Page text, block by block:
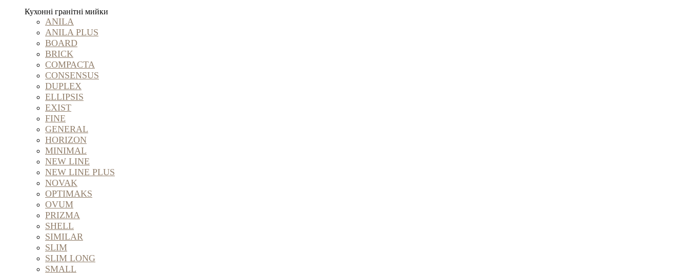
Кухонні гранітні мийки
ANILA
ANILA PLUS
BOARD
BRICK
COMPACTA
CONSENSUS
DUPLEX
ELLIPSIS
EXIST
FINE
GENERAL
HORIZON
MINIMAL
NEW LINE
NEW LINE PLUS
NOVAK
OPTIMAKS
OVUM
PRIZMA
SHELL
SIMILAR
SLIM
SLIM LONG
SMALL